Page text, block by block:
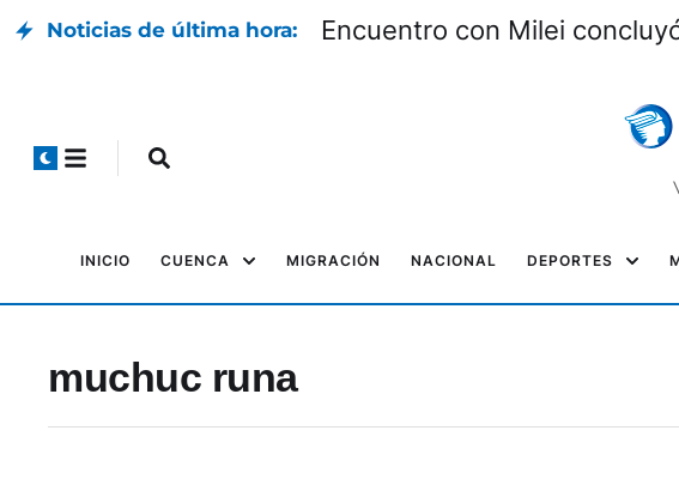
Noticias de última hora: Encuentro con Milei
INICIO CUENCA MIGRACIÓN NACIONAL DEPORTES
muchuc runa